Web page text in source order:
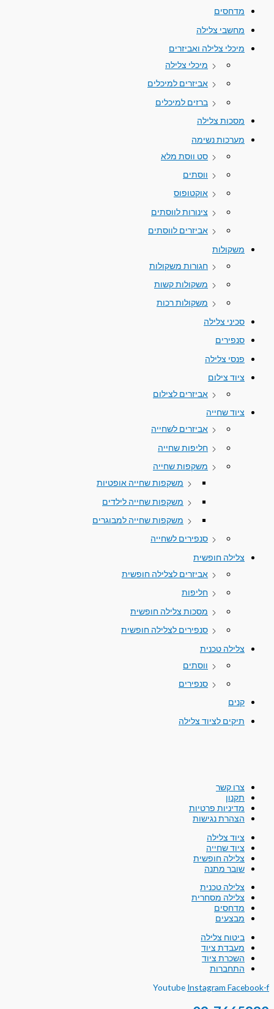
מדחסים
מחשבי צלילה
מיכלי צלילה ואביזרים
מיכלי צלילה
אביזרים למיכלים
ברזים למיכלים
מסכות צלילה
מערכות נשימה
סט ווסת מלא
ווסתים
אוקטופוס
צינורות לווסתים
אביזרים לווסתים
משקולות
חגורות משקולות
משקולות קשות
משקולות רכות
סכיני צלילה
סנפירים
פנסי צלילה
ציוד צילום
אביזרים לצילום
ציוד שחייה
אביזרים לשחייה
חליפות שחייה
משקפות שחייה
משקפות שחייה אופטיות
משקפות שחייה לילדים
משקפות שחייה למבוגרים
סנפירים לשחייה
צלילה חופשית
אביזרים לצלילה חופשית
חליפות
מסכות צלילה חופשית
סנפירים לצלילה חופשית
צלילה טכנית
ווסתים
סנפירים
קנים
תיקים לציוד צלילה
צרו קשר
תקנון
מדיניות פרטיות
הצהרת נגישות
ציוד צלילה
ציוד שחייה
צלילה חופשית
שובר מתנה
צלילה טכנית
צלילה מסחרית
מדחסים
מבצעים
ביטוח צלילה
מעבדת ציוד
השכרת ציוד
התחברות
Youtube Instagram Facebook-f